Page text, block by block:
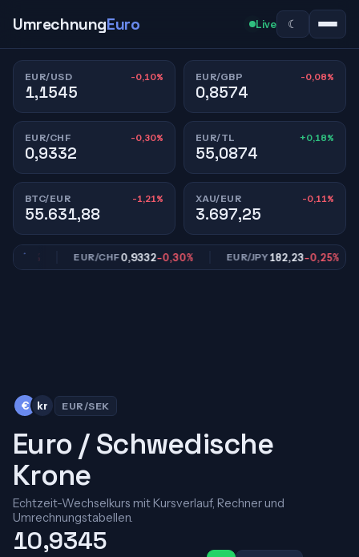
UmrechnungEuro Live ☾
EUR/USD -0,10%
1,1545
EUR/GBP -0,08%
0,8574
EUR/CHF -0,30%
0,9332
EUR/TL +0,18%
55,0874
BTC/EUR -1,21%
55.631,88
XAU/EUR -0,11%
3.697,25
EUR/CHF0,9332-0,30% EUR/JPY182,23-0,25%
€ kr EUR/SEK
Euro / Schwedische
Krone
Echtzeit-Wechselkurs mit Kursverlauf, Rechner und
Umrechnungstabellen.
10,9345